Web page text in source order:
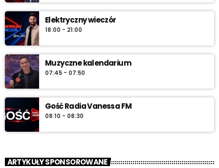
Elektryczny wieczór
18:00 - 21:00
Muzyczne kalendarium
07:45 - 07:50
Gość Radia Vanessa FM
08:10 - 08:30
ARTYKUŁY SPONSOROWANE